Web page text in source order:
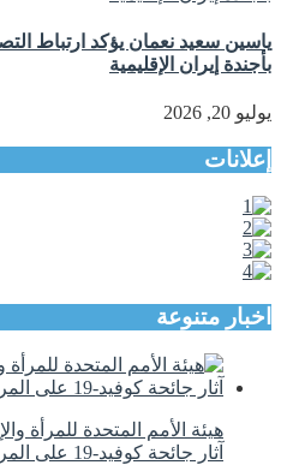
ياسين سعيد نعمان يؤكد ارتباط
بأجندة إيران الإقليمية
يوليو 20, 2026
إعلانات
اخبار متنوعة
آثار جائحة كوفيد-19 على المرأة في اليمن